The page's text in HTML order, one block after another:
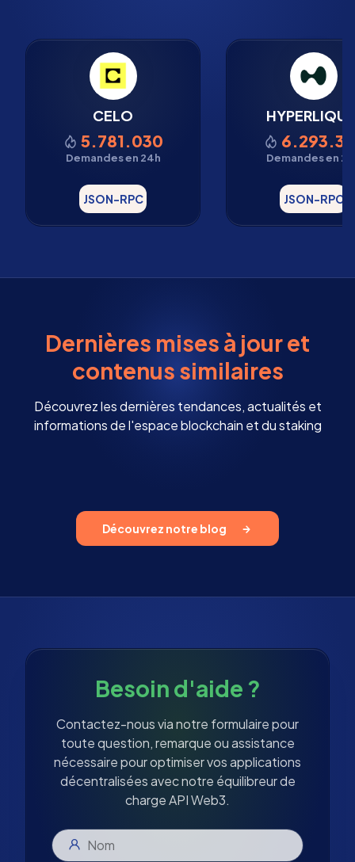
CELO
5.781.030
Demandes en 24h
JSON-RPC
Demandes en
JSON-RPC
Dernières mises à jour et
contenus similaires
Découvrez les dernières tendances, actualités et
informations de l'espace blockchain et du staking
Découvrez notre blog
Besoin d'aide ?
Contactez-nous via notre formulaire pour
toute question, remarque ou assistance
nécessaire pour optimiser vos applications
décentralisées avec notre équilibreur de
charge API Web3.